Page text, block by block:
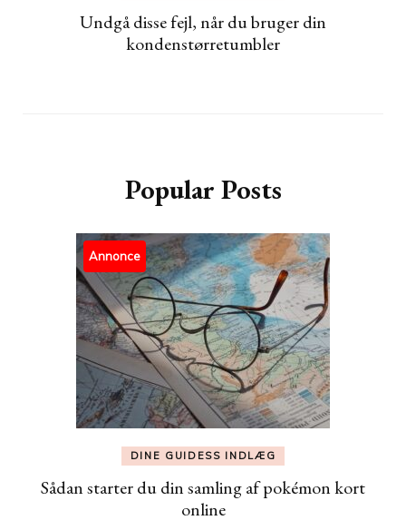
Undgå disse fejl, når du bruger din
kondenstørretumbler
Popular Posts
Annonce
DINE GUIDESS INDLÆG
Sådan starter du din samling af pokémon kort
online